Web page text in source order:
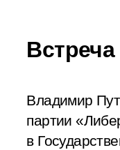
Владимир
партии
в